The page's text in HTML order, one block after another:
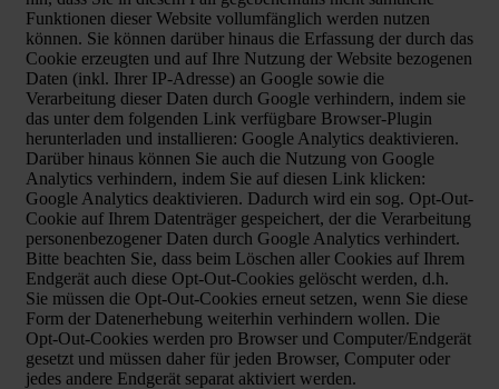
Funktionen dieser Website vollumfänglich werden nutzen
können. Sie können darüber hinaus die Erfassung der durch das
Cookie erzeugten und auf Ihre Nutzung der Website bezogenen
Daten (inkl. Ihrer IP-Adresse) an Google sowie die
Verarbeitung dieser Daten durch Google verhindern, indem sie
das unter dem folgenden Link verfügbare Browser-Plugin
herunterladen und installieren: Google Analytics deaktivieren.
Darüber hinaus können Sie auch die Nutzung von Google
Analytics verhindern, indem Sie auf diesen Link klicken:
Google Analytics deaktivieren. Dadurch wird ein sog. Opt-Out-
Cookie auf Ihrem Datenträger gespeichert, der die Verarbeitung
personenbezogener Daten durch Google Analytics verhindert.
Bitte beachten Sie, dass beim Löschen aller Cookies auf Ihrem
Endgerät auch diese Opt-Out-Cookies gelöscht werden, d.h.
Sie müssen die Opt-Out-Cookies erneut setzen, wenn Sie diese
Form der Datenerhebung weiterhin verhindern wollen. Die
Opt-Out-Cookies werden pro Browser und Computer/Endgerät
gesetzt und müssen daher für jeden Browser, Computer oder
jedes andere Endgerät separat aktiviert werden.